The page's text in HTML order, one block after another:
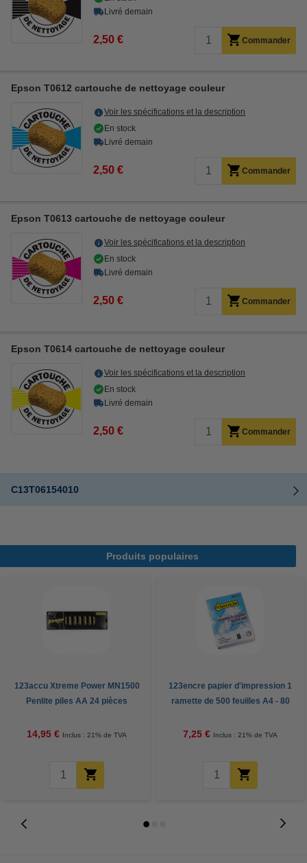
Livré demain
2,50 € Commander
Epson T0612 cartouche de nettoyage couleur
Voir les spécifications et la description
En stock
Livré demain
2,50 € Commander
Epson T0613 cartouche de nettoyage couleur
Voir les spécifications et la description
En stock
Livré demain
2,50 € Commander
Epson T0614 cartouche de nettoyage couleur
Voir les spécifications et la description
En stock
Livré demain
2,50 € Commander
C13T06154010
Produits populaires
123accu Xtreme Power MN1500
Penlite piles AA 24 pièces
14,95 € Inclus : 21% de TVA
123encre papier d'impression 1
ramette de 500 feuilles A4 - 80
7,25 € Inclus : 21% de TVA